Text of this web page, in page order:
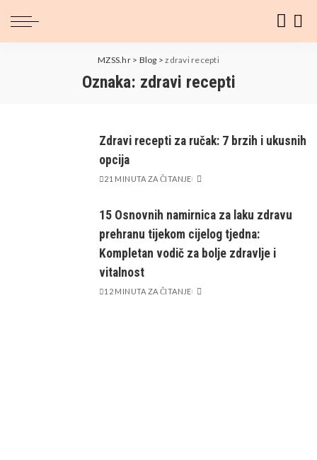
MZSS.hr> Blog >zdravi recepti
Oznaka: zdravi recepti
Zdravi recepti za ručak: 7 brzih i ukusnih
opcija
21 MINUTA ZA ČITANJE
15 Osnovnih namirnica za laku zdravu
prehranu tijekom cijelog tjedna:
Kompletan vodič za bolje zdravlje i
vitalnost
12 MINUTA ZA ČITANJE